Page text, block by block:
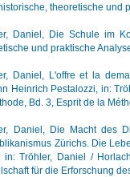
theoretische und
Daniel, Die Schule im
und praktische
Daniel, L'offre et la
Heinrich Pestalozzi, in:
Bd. 3, Esprit de la
Daniel, Die Macht des
Zürichs. Die
in: Tröhler, Daniel /
für die Erforschung